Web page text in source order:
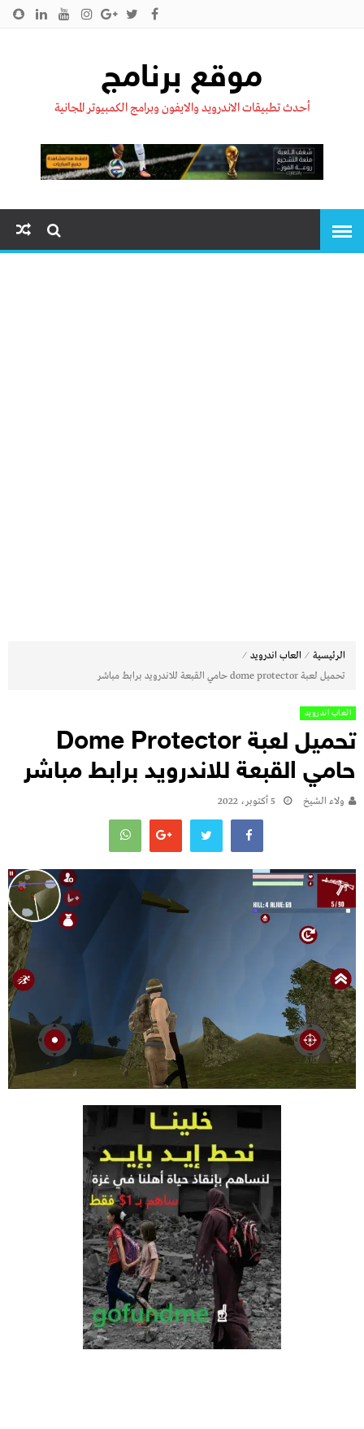
موقع برنامج
أحدث تطبيقات الاندرويد والايفون وبرامج الكمبيوتر المجانية
الرئيسية ⁄ العاب اندرويد ⁄
تحميل لعبة dome protector حامي القبعة للاندرويد برابط مباشر
العاب اندرويد
تحميل لعبة Dome Protector
حامي القبعة للاندرويد برابط مباشر
ولاء الشيخ 5 أكتوبر، 2022